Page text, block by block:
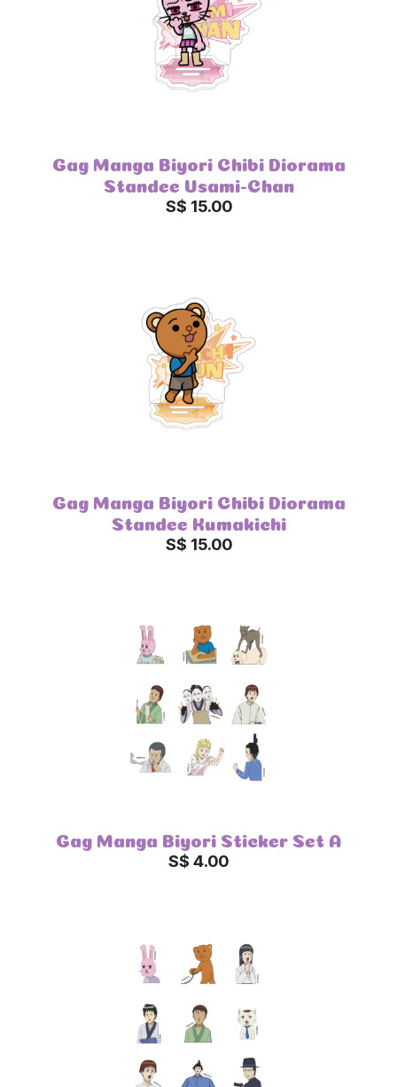
Gag Manga Biyori Chibi Diorama
Standee Usami-Chan
S$ 15.00
Gag Manga Biyori Chibi Diorama
Standee Kumakichi
S$ 15.00
Gag Manga Biyori Sticker Set A
S$ 4.00